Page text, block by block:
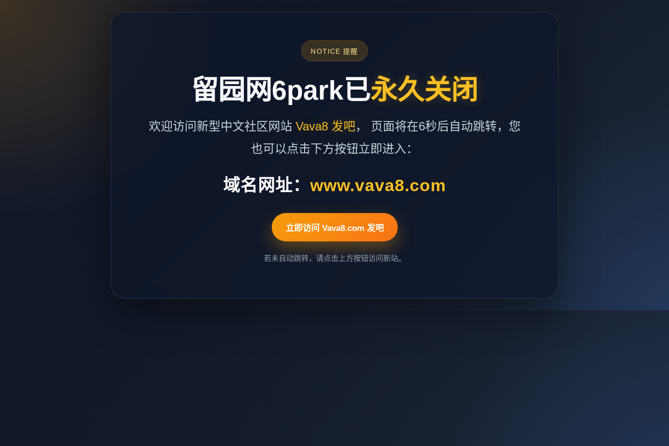
NOTICE 提醒
留园网6park已永久关闭
欢迎访问新型中文社区网站 Vava8 发吧， 页面将在6秒后自动跳转，您
也可以点击下方按钮立即进入：
域名网址： www.vava8.com
立即访问 Vava8.com 发吧
若未自动跳转，请点击上方按钮访问新站。